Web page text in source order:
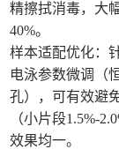
精擦拭消毒，大
40%。
样本适配优化：
电泳参数微调（
孔），可有效避
（小片段1.5%-
效果均一。